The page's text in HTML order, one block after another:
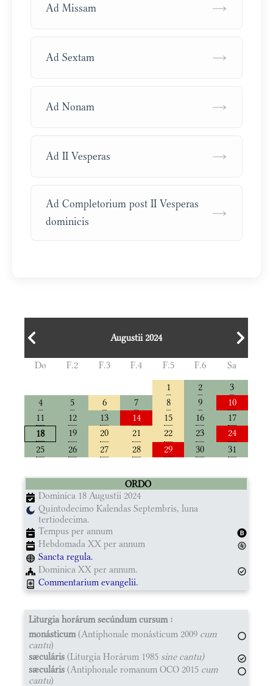
Ad Missam →
Ad Sextam →
Ad Nonam →
Ad II Vesperas →
Ad Completorium post II Vesperas
dominicis
→
Augustii 2024
Do F.2 F.3 F.4 F.5 F.6
Sa
1
2
3
4
5 6 7 8 9
10
11
12 13 14 15 16
17
18
19 20 21 22 23
24
25
26 27 28 29 30 31
ORDO
Dominica 18 Augustii 2024
Quintodecimo Kalendas Septembris, luna
tertiodecima.
Tempus per annum
Hebdomada XX per annum
Sancta regula.
Dominica XX per annum.
Commentarium evangelii.
Liturgia horárum secúndum cursum :
monásticum(Antiphonale monásticum 2009 cum
cantu)
sæculáris (Liturgia Horárum 1985 sine cantu)
sæculáris (Antiphonale romanum OCO 2015 cum
cantu)